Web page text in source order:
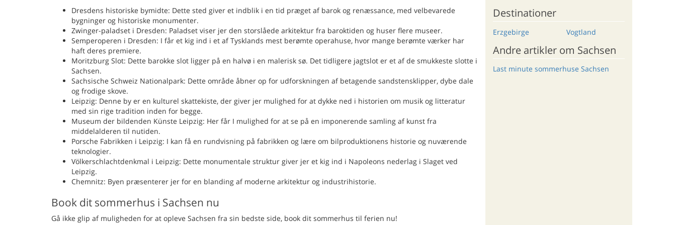
Dresdens historiske bymidte: Dette sted giver et indblik i en tid præget af barok og renæssance, med velbevarede
bygninger og historiske monumenter.
Zwinger-paladset i Dresden: Paladset viser jer den storslåede arkitektur fra baroktiden og huser flere museer.
Semperoperen i Dresden: I får et kig ind i et af Tysklands mest berømte operahuse, hvor mange berømte værker har
haft deres premiere.
Moritzburg Slot: Dette barokke slot ligger på en halvø i en malerisk sø. Det tidligere jagtslot er et af de smukkeste slotte i
Sachsen.
Sachsische Schweiz Nationalpark: Dette område åbner op for udforskningen af ​​betagende sandstensklipper, dybe dale
og frodige skove.
Leipzig: Denne by er en kulturel skattekiste, der giver jer mulighed for at dykke ned i historien om musik og litteratur
med sin rige tradition inden for begge.
Museum der bildenden Künste Leipzig: Her får I mulighed for at se på en imponerende samling af kunst fra
middelalderen til nutiden.
Porsche Fabrikken i Leipzig: I kan få en rundvisning på fabrikken og lære om bilproduktionens historie og nuværende
teknologier.
Völkerschlachtdenkmal i Leipzig: Dette monumentale struktur giver jer et kig ind i Napoleons nederlag i Slaget ved
Leipzig.
Chemnitz: Byen præsenterer jer for en blanding af moderne arkitektur og industrihistorie.
Book dit sommerhus i Sachsen nu
Gå ikke glip af muligheden for at opleve Sachsen fra sin bedste side, book dit sommerhus til ferien nu!
Destinationer
Erzgebirge Vogtland
Andre artikler om Sachsen
Last minute sommerhuse Sachsen